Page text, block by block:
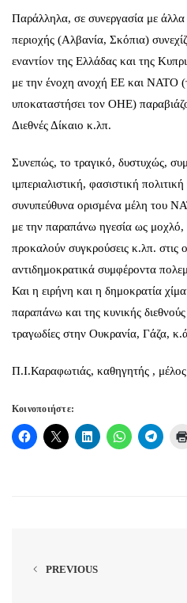
Παράλληλα, σε συνεργασία με
περιοχής (Αλβανία, Σκόπια)
εναντίον της Ελλάδας και της
με την ένοχη ανοχή ΕΕ και ΝΑΤΟ
υποκαταστήσει τον ΟΗΕ)
Διεθνές Δίκαιο κ.λπ.
Συνεπώς, το τραγικό, δυστυχώς,
ιμπεριαλιστική, φασιστική
συνυπεύθυνα ορισμένα μέλη του
με την παραπάνω ηγεσία ως
προκαλούν συγκρούσεις κ.λπ. στις
αντιδημοκρατικά συμφέροντα
Και η ειρήνη και η δημοκρατία
παραπάνω και της κυνικής διεθνούς
τραγωδίες στην Ουκρανία, Γάζα,
Π.Ι.Καραφωτιάς, καθηγητής ,
Κοινοποιήστε:
PREVIOUS